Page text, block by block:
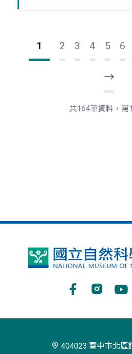
1 2 3 4 5 6
後
一
共164筆資料，第
國
404023 臺中市北區